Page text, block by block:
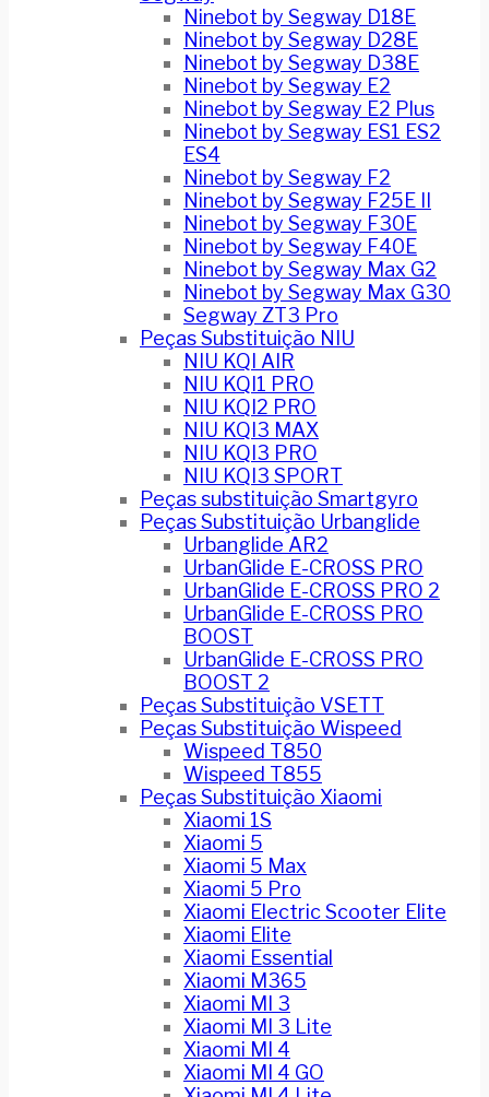
Ninebot by Segway D18E
Ninebot by Segway D28E
Ninebot by Segway D38E
Ninebot by Segway E2
Ninebot by Segway E2 Plus
Ninebot by Segway ES1 ES2
ES4
Ninebot by Segway F2
Ninebot by Segway F25E II
Ninebot by Segway F30E
Ninebot by Segway F40E
Ninebot by Segway Max G2
Ninebot by Segway Max G30
Segway ZT3 Pro
Peças Substituição NIU
NIU KQI AIR
NIU KQI1 PRO
NIU KQI2 PRO
NIU KQI3 MAX
NIU KQI3 PRO
NIU KQI3 SPORT
Peças substituição Smartgyro
Peças Substituição Urbanglide
Urbanglide AR2
UrbanGlide E-CROSS PRO
UrbanGlide E-CROSS PRO 2
UrbanGlide E-CROSS PRO
BOOST
UrbanGlide E-CROSS PRO
BOOST 2
Peças Substituição VSETT
Peças Substituição Wispeed
Wispeed T850
Wispeed T855
Peças Substituição Xiaomi
Xiaomi 1S
Xiaomi 5
Xiaomi 5 Max
Xiaomi 5 Pro
Xiaomi Electric Scooter Elite
Xiaomi Elite
Xiaomi Essential
Xiaomi M365
Xiaomi MI 3
Xiaomi MI 3 Lite
Xiaomi MI 4
Xiaomi MI 4 GO